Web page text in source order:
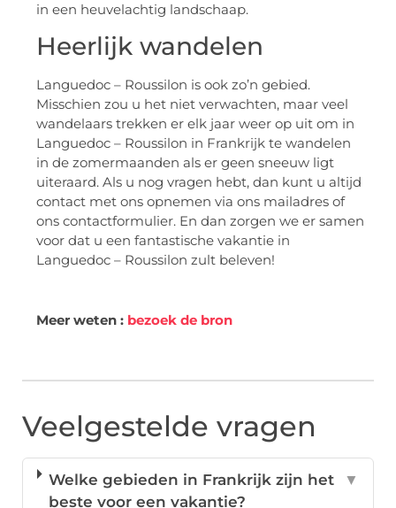
in een heuvelachtig landschaap.
Heerlijk wandelen
Languedoc – Roussilon is ook zo’n gebied.
Misschien zou u het niet verwachten, maar veel
wandelaars trekken er elk jaar weer op uit om in
Languedoc – Roussilon in Frankrijk te wandelen
in de zomermaanden als er geen sneeuw ligt
uiteraard. Als u nog vragen hebt, dan kunt u altijd
contact met ons opnemen via ons mailadres of
ons contactformulier. En dan zorgen we er samen
voor dat u een fantastische vakantie in
Languedoc – Roussilon zult beleven!
Meer weten : bezoek de bron
Veelgestelde vragen
Welke gebieden in Frankrijk zijn het
beste voor een vakantie?
▼